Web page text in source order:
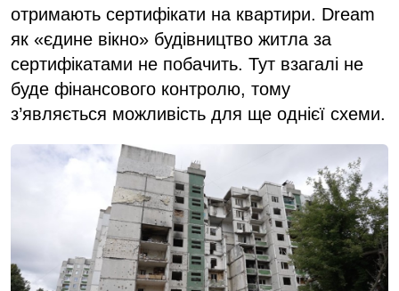
отримають сертифікати на квартири. Dream
як «єдине вікно» будівництво житла за
сертифікатами не побачить. Тут взагалі не
буде фінансового контролю, тому
з’являється можливість для ще однієї схеми.